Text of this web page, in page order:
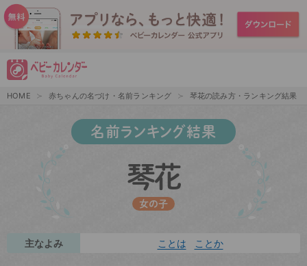
HOME 赤ちゃんの名づけ・名前ランキング 琴花の読み方・ランキング結果
名前ランキング結果
琴花
女の子
主なよみ ことは ことか